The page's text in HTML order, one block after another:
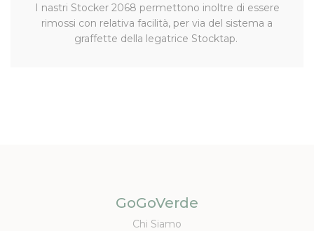
I nastri Stocker 2068 permettono inoltre di essere
rimossi con relativa facilità, per via del sistema a
graffette della legatrice Stocktap.
GoGoVerde
Chi Siamo